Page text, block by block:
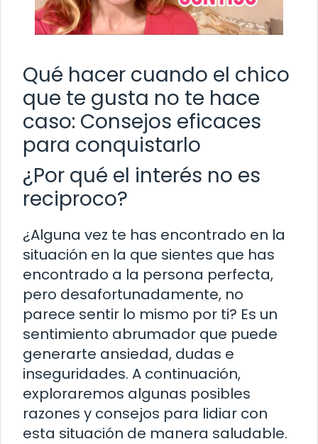
Qué hacer cuando el chico
que te gusta no te hace
caso: Consejos eficaces
para conquistarlo
¿Por qué el interés no es
reciproco?
¿Alguna vez te has encontrado en la
situación en la que sientes que has
encontrado a la persona perfecta,
pero desafortunadamente, no
parece sentir lo mismo por ti? Es un
sentimiento abrumador que puede
generarte ansiedad, dudas e
inseguridades. A continuación,
exploraremos algunas posibles
razones y consejos para lidiar con
esta situación de manera saludable.